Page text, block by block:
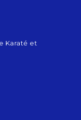
Karaté et